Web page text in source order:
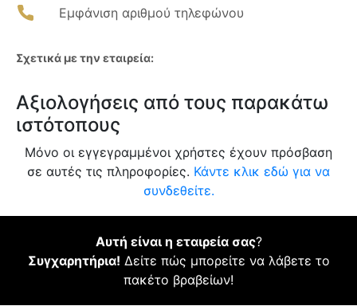
Εμφάνιση αριθμού τηλεφώνου
Σχετικά με την εταιρεία:
Αξιολογήσεις από τους παρακάτω
ιστότοπους
Μόνο οι εγγεγραμμένοι χρήστες έχουν πρόσβαση
σε αυτές τις πληροφορίες. Κάντε κλικ εδώ για να
συνδεθείτε.
Αυτή είναι η εταιρεία σας?
Συγχαρητήρια! Δείτε πώς μπορείτε να λάβετε το
πακέτο βραβείων!